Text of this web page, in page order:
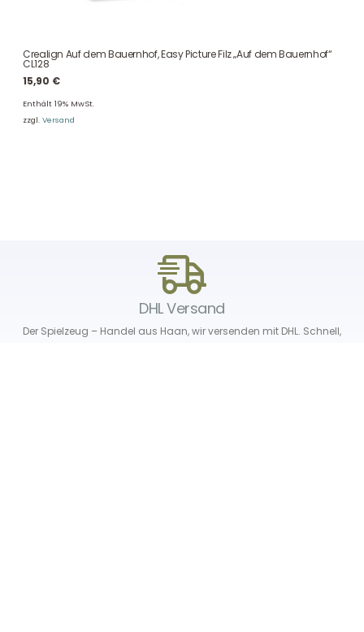
Crealign Auf dem Bauernhof, Easy Picture Filz „Auf dem Bauernhof“
CL128
15,90 €
Enthält 19% MwSt.
zzgl. Versand
DHL Versand
Der Spielzeug – Handel aus Haan, wir versenden mit DHL. Schnell,